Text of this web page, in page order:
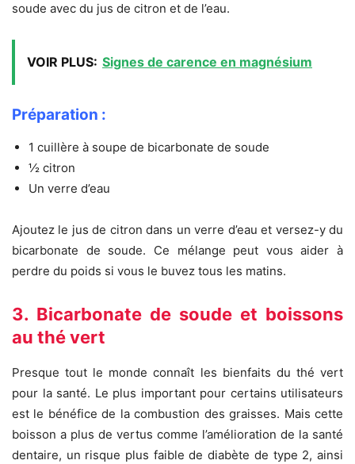
soude avec du jus de citron et de l’eau.
VOIR PLUS: Signes de carence en magnésium
Préparation :
1 cuillère à soupe de bicarbonate de soude
½ citron
Un verre d’eau
Ajoutez le jus de citron dans un verre d’eau et versez-y du
bicarbonate de soude. Ce mélange peut vous aider à
perdre du poids si vous le buvez tous les matins.
3. Bicarbonate de soude et boissons
au thé vert
Presque tout le monde connaît les bienfaits du thé vert
pour la santé. Le plus important pour certains utilisateurs
est le bénéfice de la combustion des graisses. Mais cette
boisson a plus de vertus comme l’amélioration de la santé
dentaire, un risque plus faible de diabète de type 2, ainsi